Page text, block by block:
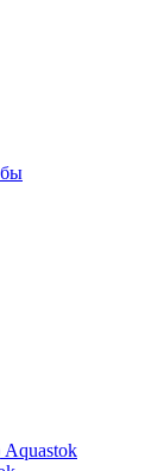
Aquastok